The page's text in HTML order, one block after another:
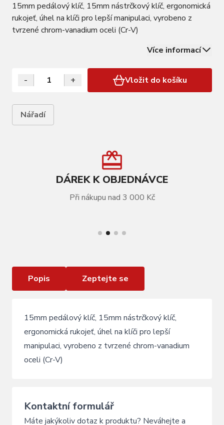
15mm pedálový klíč, 15mm nástrčkový klíč, ergonomická
rukojeť, úhel na klíči pro lepší manipulaci, vyrobeno z
tvrzené chrom-vanadium oceli (Cr-V)
Více informací
- + Vložit do košíku
Nářadí
DÁREK K OBJEDNÁVCE
Při nákupu nad 3 000 Kč
Popis Zeptejte se
15mm pedálový klíč, 15mm nástrčkový klíč,
ergonomická rukojeť, úhel na klíči pro lepší
manipulaci, vyrobeno z tvrzené chrom-vanadium
oceli (Cr-V)
Kontaktní formulář
Máte jakýkoliv dotaz k produktu? Neváhejte a